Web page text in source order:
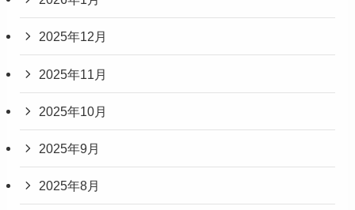
2025年12月
2025年11月
2025年10月
2025年9月
2025年8月